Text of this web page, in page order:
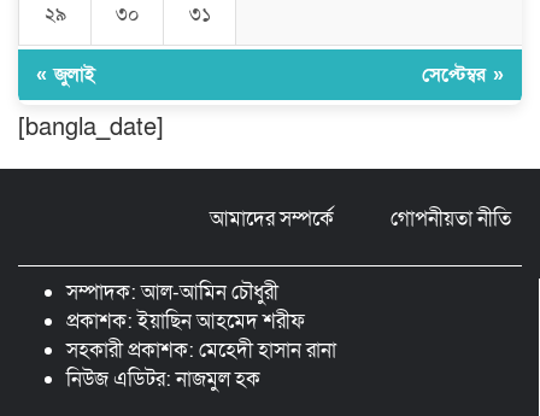
ফেন্সিডিল ও ৩২ হাজার টাকা উদ্ধার, আটক ১
মাদকবিরোধী ক্যাম্পেইন
ফয়জুন্নেসা চৌধুরানী স্বর্ণপদক’ পেলেন কবি
এম. আব্দুল কাইয়ুম
২৯ ৩০ ৩১
« জুলাই সেপ্টেম্বর »
[bangla_date]
আমাদের সম্পর্কে গোপনীয়তা নীতি
সম্পাদক: আল-আমিন চৌধুরী
প্রকাশক: ইয়াছিন আহমেদ শরীফ
সহকারী প্রকাশক: মেহেদী হাসান রানা
নিউজ এডিটর: নাজমুল হক